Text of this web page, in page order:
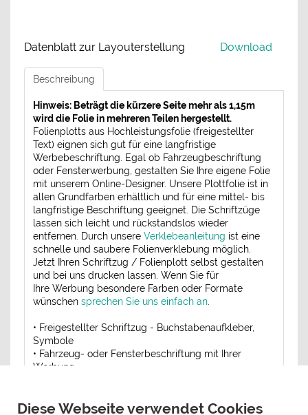
Datenblatt zur Layouterstellung Download
Beschreibung
Hinweis: Beträgt die kürzere Seite mehr als 1,15m
wird die Folie in mehreren Teilen hergestellt.
Folienplotts aus Hochleistungsfolie (freigestellter
Text) eignen sich gut für eine langfristige
Werbebeschriftung. Egal ob Fahrzeugbeschriftung
oder Fensterwerbung, gestalten Sie Ihre eigene Folie
mit unserem Online-Designer. Unsere Plottfolie ist in
allen Grundfarben erhältlich und für eine mittel- bis
langfristige Beschriftung geeignet. Die Schriftzüge
lassen sich leicht und rückstandslos wieder
entfernen. Durch unsere Verklebeanleitung ist eine
schnelle und saubere Folienverklebung möglich.
Jetzt Ihren Schriftzug / Folienplott selbst gestalten
und bei uns drucken lassen. Wenn Sie für
Ihre Werbung besondere Farben oder Formate
wünschen sprechen Sie uns einfach an
• Freigestellter Schriftzug - Buchstabenaufkleber,
Symbole
• Fahrzeug- oder Fensterbeschriftung mit Ihrer
Werbung